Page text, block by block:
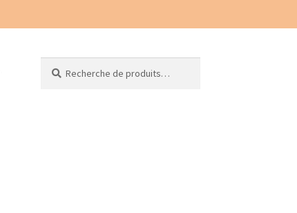
pour :